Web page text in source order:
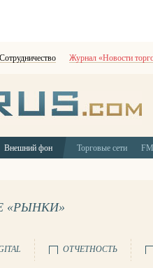
Сотрудничество Журнал «Новости
Внешний фон Торговые сети
«РЫНКИ»
ОТЧЕТНОСТЬ